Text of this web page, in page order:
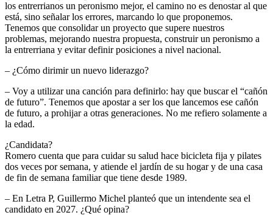
los entrerrianos un peronismo mejor, el camino no es denostar al que
está, sino señalar los errores, marcando lo que proponemos.
Tenemos que consolidar un proyecto que supere nuestros
problemas, mejorando nuestra propuesta, construir un peronismo a
la entrerriana y evitar definir posiciones a nivel nacional.
– ¿Cómo dirimir un nuevo liderazgo?
– Voy a utilizar una canción para definirlo: hay que buscar el “cañón
de futuro”. Tenemos que apostar a ser los que lancemos ese cañón
de futuro, a prohijar a otras generaciones. No me refiero solamente a
la edad.
¿Candidata?
Romero cuenta que para cuidar su salud hace bicicleta fija y pilates
dos veces por semana, y atiende el jardín de su hogar y de una casa
de fin de semana familiar que tiene desde 1989.
– En Letra P, Guillermo Michel planteó que un intendente sea el
candidato en 2027. ¿Qué opina?